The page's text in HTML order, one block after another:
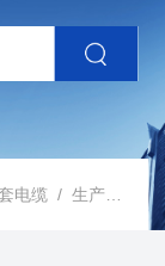
电缆 / 生产基地JHS300-500V防水橡皮软电缆